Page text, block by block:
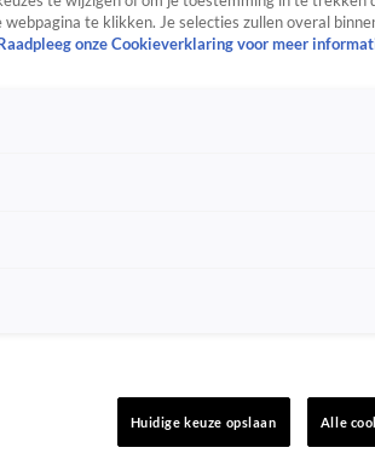
te klikken. Je selecties zullen overal
Raadpleeg onze Cookieverklaring voor meer
Huidige keuze opslaan Alle